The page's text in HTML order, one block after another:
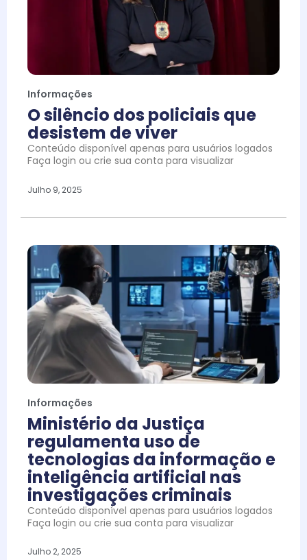
Informações
O silêncio dos policiais que
desistem de viver
Conteúdo disponível apenas para usuários logados
Faça login ou crie sua conta para visualizar
Julho 9, 2025
Informações
Ministério da Justiça
regulamenta uso de
tecnologias da informação e
inteligência artificial nas
investigações criminais
Conteúdo disponível apenas para usuários logados
Faça login ou crie sua conta para visualizar
Julho 2, 2025